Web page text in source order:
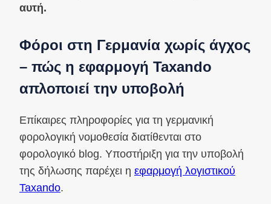
αυτή.
Φόροι στη Γερμανία χωρίς άγχος
– πώς η εφαρμογή Taxando
απλοποιεί την υποβολή
Επίκαιρες πληροφορίες για τη γερμανική
φορολογική νομοθεσία διατίθενται στο
φορολογικό blog. Υποστήριξη για την υποβολή
της δήλωσης παρέχει η εφαρμογή λογιστικού
Taxando.